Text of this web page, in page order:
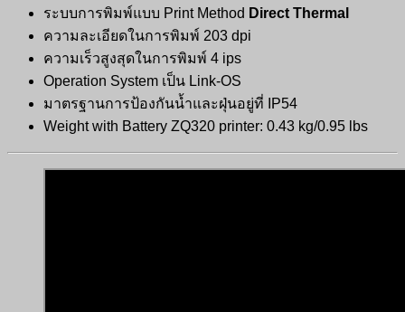
ระบบการพิมพ์แบบ Print Method Direct Thermal
ความละเอียดในการพิมพ์ 203 dpi
ความเร็วสูงสุดในการพิมพ์ 4 ips
Operation System เป็น Link-OS
มาตรฐานการป้องกันน้ำและฝุ่นอยู่ที่ IP54
Weight with Battery ZQ320 printer: 0.43 kg/0.95 lbs